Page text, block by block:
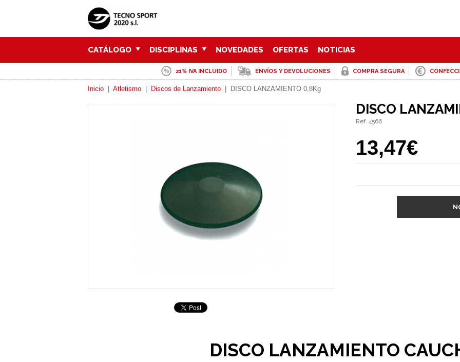
CATÁLOGO DISCIPLINAS NOVEDADES OFERTAS NOTICIAS
21% IVA INCLUIDO ENVÍOS Y DEVOLUCIONES COMPRA SEGURA
Inicio Atletismo Discos de Lanzamiento DISCO LANZAMIENTO 0,8Kg
DISCO
Ref. 4566
13,47€
DISCO LANZAMIENTO